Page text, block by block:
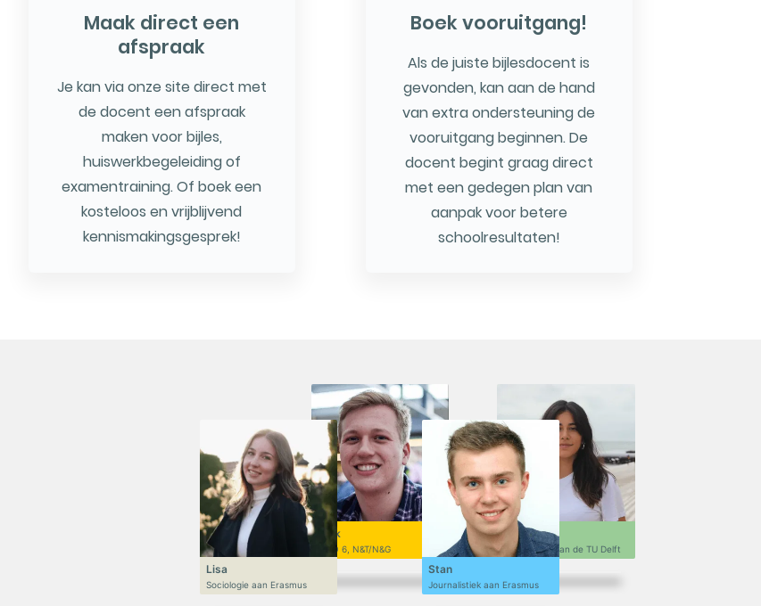
Maak direct een
afspraak
Je kan via onze site direct met
de docent een afspraak
maken voor bijles,
huiswerkbegeleiding of
examentraining. Of boek een
kosteloos en vrijblijvend
kennismakingsgesprek!
Boek vooruitgang!
Als de juiste bijlesdocent is
gevonden, kan aan de hand
van extra ondersteuning de
vooruitgang beginnen. De
docent begint graag direct
met een gedegen plan van
aanpak voor betere
schoolresultaten!
Niek
VWO 6, N&T/N&G
Lisa
Sociologie aan Erasmus
Sofi
Ontwerpen aan de TU Delft
Stan
Journalistiek aan Erasmus